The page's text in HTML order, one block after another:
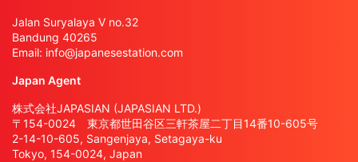
Jalan Suryalaya V no.32
Bandung 40265
Email: info@japanesestation.com
Japan Agent
株式会社JAPASIAN (JAPASIAN LTD.)
〒154-0024 東京都世田谷区三軒茶屋二丁目14番10-605号
2-14-10-605, Sangenjaya, Setagaya-ku
Tokyo, 154-0024, Japan